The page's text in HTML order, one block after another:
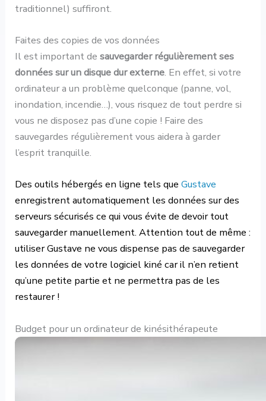
traditionnel) suffiront.
Faites des copies de vos données
Il est important desauvegarder régulièrement ses
données sur un disque dur externe. En effet, si votre
ordinateur a un problème quelconque (panne, vol,
inondation, incendie…), vous risquez de tout perdre si
vous ne disposez pas d’une copie ! Faire des
sauvegardes régulièrement vous aidera à garder
l’esprit tranquille.
Des outils hébergés en ligne tels queGustave
enregistrent automatiquement les données sur des
serveurs sécurisés ce qui vous évite de devoir tout
sauvegarder manuellement. Attention tout de même :
utiliser Gustave ne vous dispense pas de sauvegarder
les données de votre logiciel kiné car il n’en retient
qu’une petite partie et ne permettra pas de les
restaurer !
Budget pour un ordinateur de kinésithérapeute